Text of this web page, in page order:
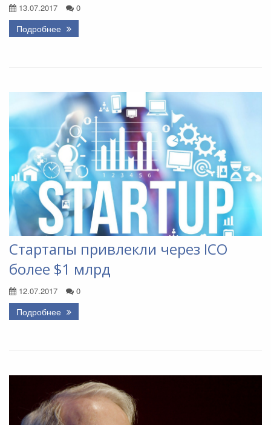
13.07.2017 0
Подробнее
Стартапы привлекли через ICO
более $1 млрд
12.07.2017 0
Подробнее